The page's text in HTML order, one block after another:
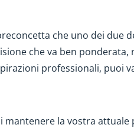
che uno dei due
che va ben ponderata,
professionali, puoi
la vostra attuale